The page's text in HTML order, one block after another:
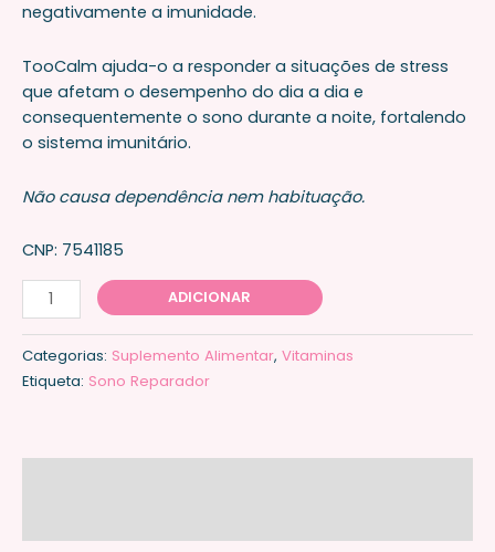
negativamente a imunidade.
TooCalm ajuda-o a responder a situações de stress
que afetam o desempenho do dia a dia e
consequentemente o sono durante a noite, fortalendo
o sistema imunitário.
Não causa dependência nem habituação.
CNP: 7541185
ADICIONAR
Categorias: Suplemento Alimentar, Vitaminas
Etiqueta: Sono Reparador